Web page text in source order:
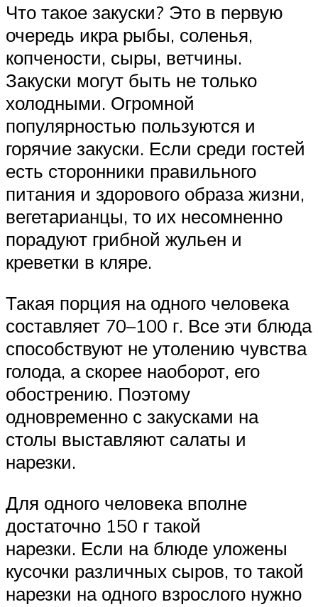
Что такое закуски? Это в первую
очередь икра рыбы, соленья,
копчености, сыры, ветчины.
Закуски могут быть не только
холодными. Огромной
популярностью пользуются и
горячие закуски. Если среди гостей
есть сторонники правильного
питания и здорового образа жизни,
вегетарианцы, то их несомненно
порадуют грибной жульен и
креветки в кляре.
Такая порция на одного человека
составляет 70–100 г. Все эти блюда
способствуют не утолению чувства
голода, а скорее наоборот, его
обострению. Поэтому
одновременно с закусками на
столы выставляют салаты и
нарезки.
Для одного человека вполне
достаточно 150 г такой
нарезки. Если на блюде уложены
кусочки различных сыров, то такой
нарезки на одного взрослого нужно